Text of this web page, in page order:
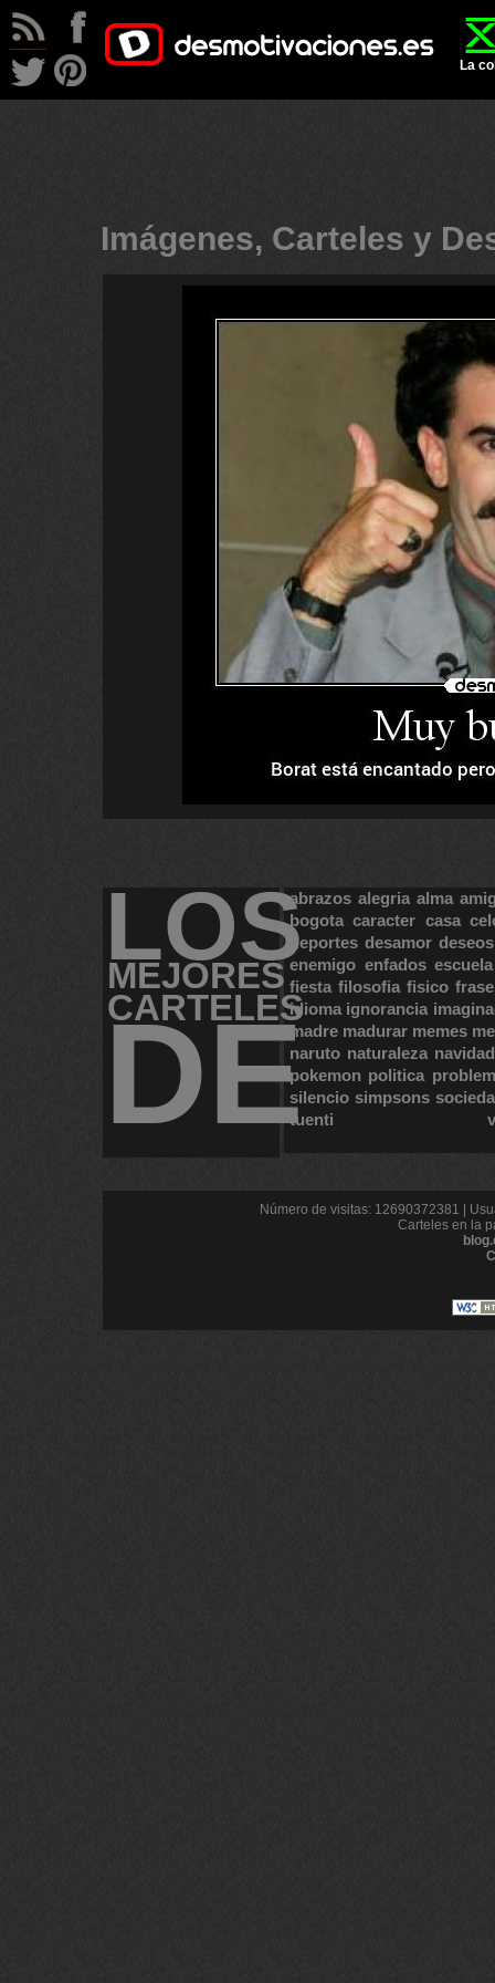
La
Imágenes, Carteles y
LOS
MEJORES
CARTELES
DE
abrazos alegria alma
bogota caracter casa
deportes desamor deseos
enemigo enfados escuela
fiesta filosofia fisico
idioma ignorancia
madre madurar memes
naruto naturaleza navidad
pokemon politica
silencio simpsons
tuenti
Número de visitas: 12690372381 |
Carteles en la